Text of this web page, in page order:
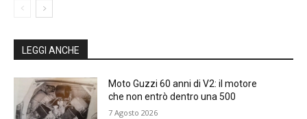
LEGGI ANCHE
Moto Guzzi 60 anni di V2: il motore
che non entrò dentro una 500
7 Agosto 2026